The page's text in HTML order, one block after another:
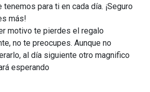
para ti en cada día. ¡Seguro
más!
motivo te pierdes el regalo
no te preocupes. Aunque no
al día siguiente otro magnifico
esperando